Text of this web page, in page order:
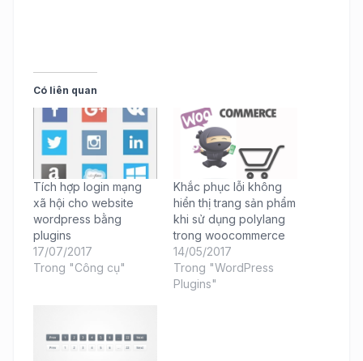
Có liên quan
Tích hợp login mạng
xã hội cho website
wordpress bằng
plugins
17/07/2017
Trong "Công cụ"
Khắc phục lỗi không
hiển thị trang sản phẩm
khi sử dụng polylang
trong woocommerce
14/05/2017
Trong "WordPress
Plugins"